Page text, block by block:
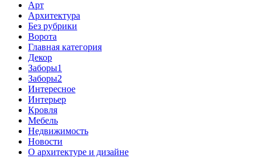
Арт
Архитектура
Без рубрики
Ворота
Главная категория
Декор
Заборы1
Заборы2
Интересное
Интерьер
Кровля
Мебель
Недвижимость
Новости
О архитектуре и дизайне